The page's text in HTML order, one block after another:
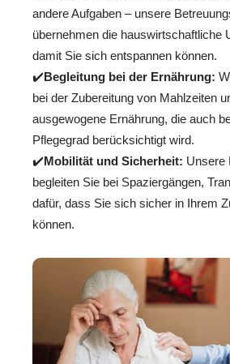
andere Aufgaben – unsere
übernehmen die hauswirtschaftliche
damit Sie sich entspannen können.
✔️Begleitung bei der Ernährung:
bei der Zubereitung von Mahlzeiten
ausgewogene Ernährung, die auch
Pflegegrad berücksichtigt wird.
✔️Mobilität und Sicherheit: Unsere
begleiten Sie bei Spaziergängen,
dafür, dass Sie sich sicher in Ihrem
können.